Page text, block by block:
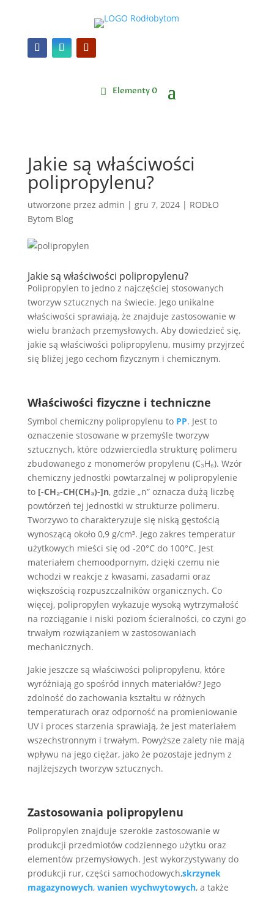
Elementy 0
Jakie są właściwości
polipropylenu?
utworzone przez admin | gru 7, 2024| RODŁO
Bytom Blog
Jakie są właściwości polipropylenu?
Polipropylen to jedno z najczęściej stosowanych
tworzyw sztucznych na świecie. Jego unikalne
właściwości sprawiają, że znajduje zastosowanie w
wielu branżach przemysłowych. Aby dowiedzieć się,
jakie są właściwości polipropylenu, musimy przyjrzeć
się bliżej jego cechom fizycznym i chemicznym.
Właściwości fizyczne i techniczne
Symbol chemiczny polipropylenu to PP. Jest to
oznaczenie stosowane w przemyśle tworzyw
sztucznych, które odzwierciedla strukturę polimeru
zbudowanego z monomerów propylenu (C₃H₆). Wzór
chemiczny jednostki powtarzalnej w polipropylenie
to [-CH₂-CH(CH₃)-]n, gdzie „n” oznacza dużą liczbę
powtórzeń tej jednostki w strukturze polimeru.
Tworzywo to charakteryzuje się niską gęstością
wynoszącą około 0,9 g/cm³. Jego zakres temperatur
użytkowych mieści się od -20°C do 100°C. Jest
materiałem chemoodpornym, dzięki czemu nie
wchodzi w reakcje z kwasami, zasadami oraz
większością rozpuszczalników organicznych. Co
więcej, polipropylen wykazuje wysoką wytrzymałość
na rozciąganie i niski poziom ścieralności, co czyni go
trwałym rozwiązaniem w zastosowaniach
mechanicznych​.
Jakie jeszcze są właściwości polipropylenu, które
wyróżniają go spośród innych materiałów? Jego
zdolność do zachowania kształtu w różnych
temperaturach oraz odporność na promieniowanie
UV i proces starzenia sprawiają, że jest materiałem
wszechstronnym i trwałym​. Powyższe zalety nie mają
wpływu na jego ciężar, jako że pozostaje jednym z
najlżejszych tworzyw sztucznych.
Zastosowania polipropylenu
Polipropylen znajduje szerokie zastosowanie w
produkcji przedmiotów codziennego użytku oraz
elementów przemysłowych. Jest wykorzystywany do
produkcji rur, części samochodowych,skrzynek
magazynowych, wanien wychwytowych, a także